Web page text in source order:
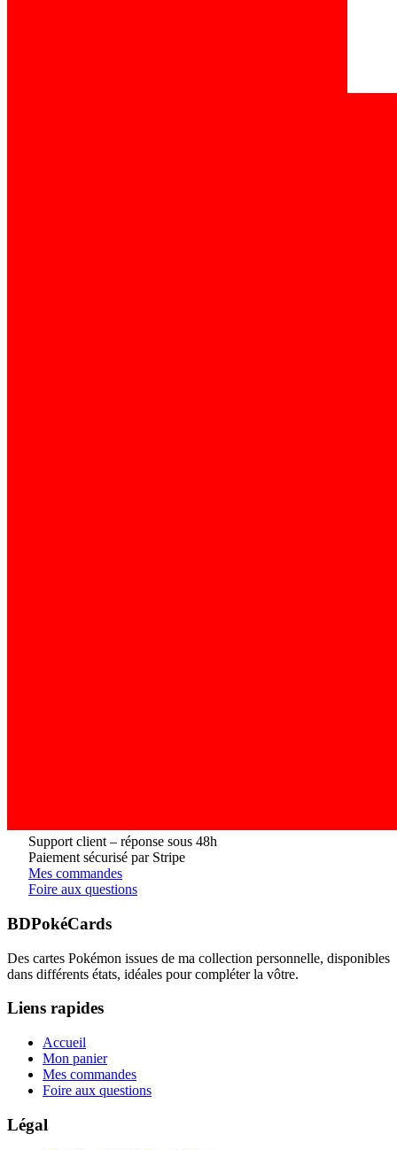
Support client – réponse sous 48h
Paiement sécurisé par Stripe
Mes commandes
Foire aux questions
BDPokéCards
Des cartes Pokémon issues de ma collection personnelle, disponibles
dans différents états, idéales pour compléter la vôtre.
Liens rapides
Accueil
Mon panier
Mes commandes
Foire aux questions
Légal